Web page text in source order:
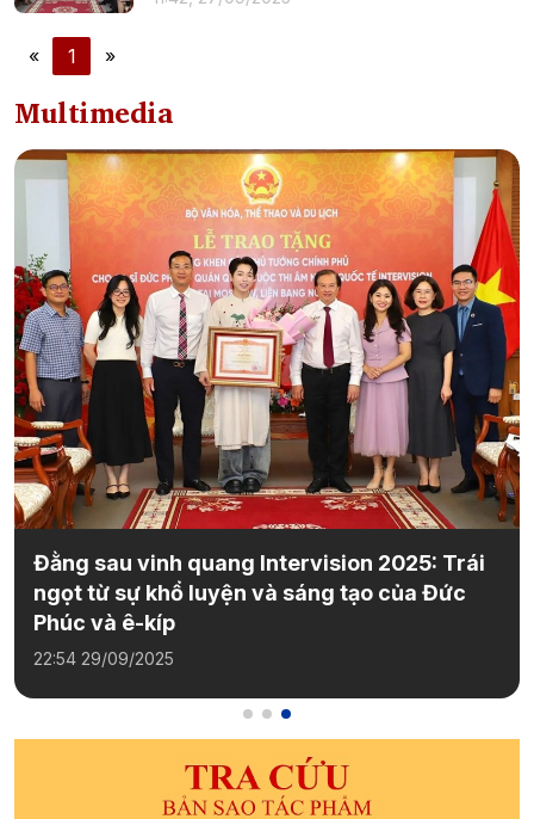
« 1 »
Multimedia
Đằng sau vinh quang Intervision 2025: Trái
ngọt từ sự khổ luyện và sáng tạo của Đức
Phúc và ê-kíp
22:54 29/09/2025